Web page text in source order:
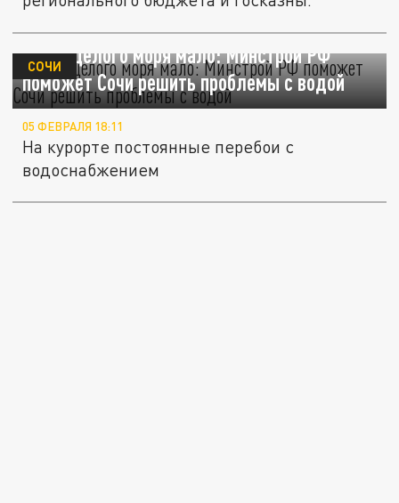
Когда целого моря мало: Минстрой РФ
поможет Сочи решить проблемы с водой
СОЧИ
05 ФЕВРАЛЯ 18:11
На курорте постоянные перебои с
водоснабжением